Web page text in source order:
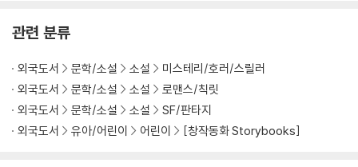
관련 분류
외국도서 문학/소설 소설
미스테리/호러/스릴러
외국도서
문학/소설 소설
로맨스/칙릿
외국도서
문학/소설 소설
SF/판타지
외국도서
유아/어린이 어린이 [창작동화 Storybooks]